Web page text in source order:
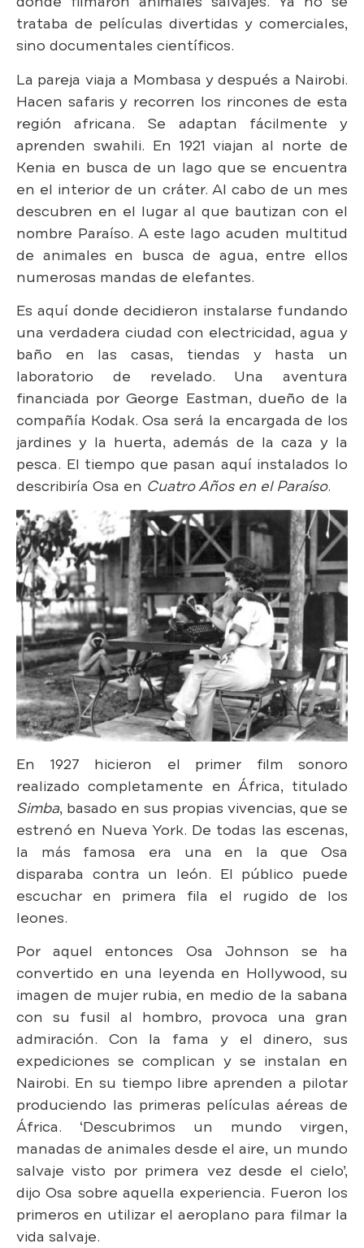
trataba de películas divertidas y comerciales,
sino documentales científicos.
La pareja viaja a Mombasa y después a Nairobi.
Hacen safaris y recorren los rincones de esta
región africana. Se adaptan fácilmente y
aprenden swahili. En 1921 viajan al norte de
Kenia en busca de un lago que se encuentra
en el interior de un cráter. Al cabo de un mes
descubren en el lugar al que bautizan con el
nombre Paraíso. A este lago acuden multitud
de animales en busca de agua, entre ellos
numerosas mandas de elefantes.
Es aquí donde decidieron instalarse fundando
una verdadera ciudad con electricidad, agua y
baño en las casas, tiendas y hasta un
laboratorio de revelado. Una aventura
financiada por George Eastman, dueño de la
compañía Kodak. Osa será la encargada de los
jardines y la huerta, además de la caza y la
pesca. El tiempo que pasan aquí instalados lo
describiría Osa en Cuatro Años en el Paraíso.
En 1927 hicieron el primer film sonoro
realizado completamente en África, titulado
Simba, basado en sus propias vivencias, que se
estrenó en Nueva York. De todas las escenas,
la más famosa era una en la que Osa
disparaba contra un león. El público puede
escuchar en primera fila el rugido de los
leones.
Por aquel entonces Osa Johnson se ha
convertido en una leyenda en Hollywood, su
imagen de mujer rubia, en medio de la sabana
con su fusil al hombro, provoca una gran
admiración. Con la fama y el dinero, sus
expediciones se complican y se instalan en
Nairobi. En su tiempo libre aprenden a pilotar
produciendo las primeras películas aéreas de
África. ‘Descubrimos un mundo virgen,
manadas de animales desde el aire, un mundo
salvaje visto por primera vez desde el cielo’,
dijo Osa sobre aquella experiencia. Fueron los
primeros en utilizar el aeroplano para filmar la
vida salvaje.